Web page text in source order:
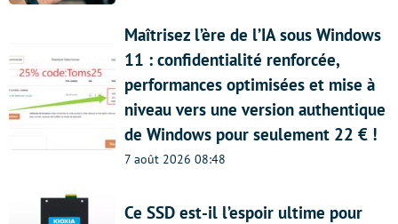
Maîtrisez l’ère de l’IA sous Windows
11 : confidentialité renforcée,
performances optimisées et mise à
niveau vers une version authentique
de Windows pour seulement 22 € !
7 août 2026 08:48
Ce SSD est-il l’espoir ultime pour